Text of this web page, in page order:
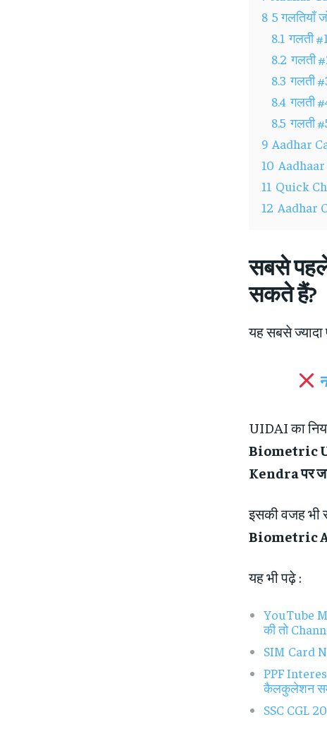
8 5 गलतियाँ
8.1 गलती
8.2 गलती
8.3 गलती
8.4 गलती
8.5 गलती
9 Aadhar
10
11 Quick
12 Aadhar
सबसे
सकते हैं?
यह सबसे
UIDAI का
Biometric
Kendra पर
इसकी वजह भी
Biometric
यह भी पढ़े :
YouTube
की तो
SIM Card
PPF
कैलकुलेशन
SSC CGL